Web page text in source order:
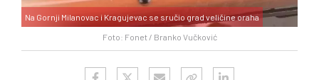
Foto: Fonet / Branko Vučković
Na Gornji Milanovac i Kragujevac se sručio grad veličine oraha